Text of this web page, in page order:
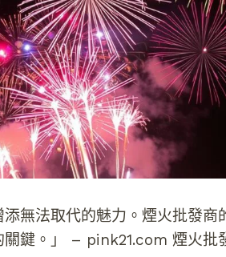
添無法取代的魅力。煙火批發商
關鍵。」 – pink21.com 煙火批